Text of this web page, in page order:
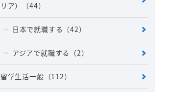
リア）
（44）
日本で就職する （42）
アジアで就職する （2）
留学生活一般 （112）